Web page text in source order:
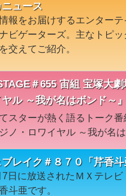
ュース
報をお届けするエンター
ビゲーターズ。主なトピ
交えてご紹介。
＃655 宙組 宝塚大
ル ～我が名はボンド～』
スターが熱く語るトーク
ノ・ロワイヤル ～我が名
レイク＃８７０「芹香斗
日に放送されたＭＸテレ
斗亜です。